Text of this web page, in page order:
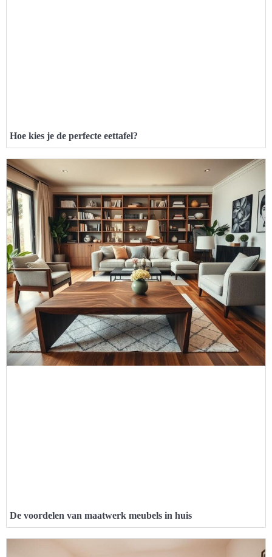
Hoe kies je de perfecte eettafel?
De voordelen van maatwerk meubels in huis